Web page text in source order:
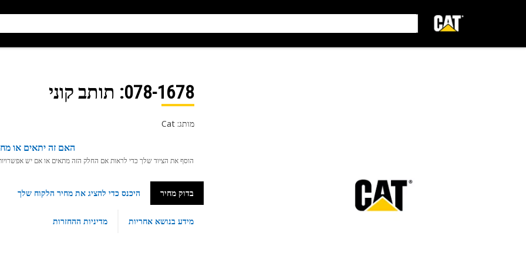
078-1678: תותב קוני
מותג: Cat
האם זה יתאים או
הוסף את הציוד שלך כדי לראות אם החלק הזה מתאים או אם יש אפשרויות
בדוק מחיר היכנס כדי להציג את מחיר הלקוח שלך
מידע בנושא אחריות מדיניות ההחזרות